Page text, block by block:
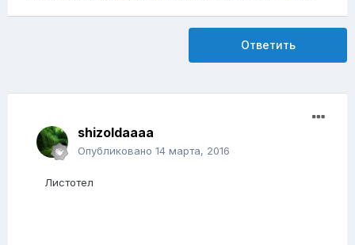
Ответить
shizoldaaaa
Опубликовано 14 марта, 2016
Листотел